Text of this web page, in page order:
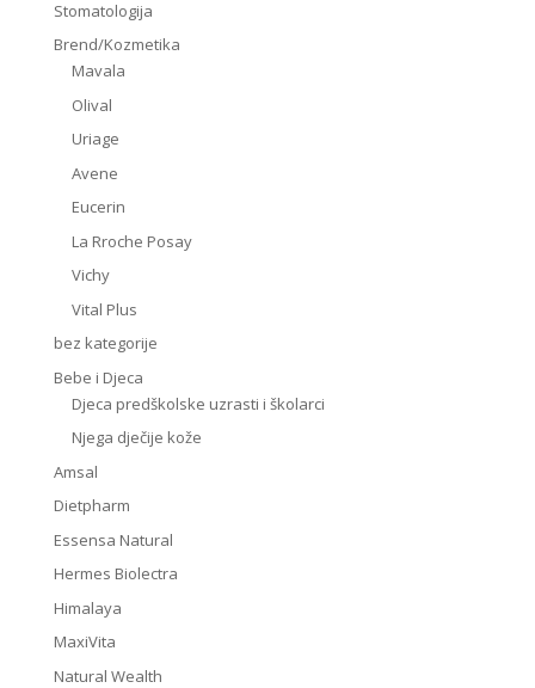
Stomatologija
Brend/Kozmetika
Mavala
Olival
Uriage
Avene
Eucerin
La Rroche Posay
Vichy
Vital Plus
bez kategorije
Bebe i Djeca
Djeca predškolske uzrasti i školarci
Njega dječije kože
Amsal
Dietpharm
Essensa Natural
Hermes Biolectra
Himalaya
MaxiVita
Natural Wealth